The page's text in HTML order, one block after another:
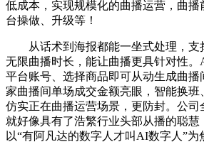
低成本，实现规模化的曲播运营，曲
台操做、升级等！
从话术到海报都能一坐式处理，支
无限曲播时长，能让曲播更具针对性
平台账号、选择商品即可从动生成曲
家曲播间单场成交金额亮眼，智能换班
仿实正在曲播运营场景，更防封。公
就好像具有了浩繁行业头部从播的聪慧
以“有阿凡达的数字人才叫AI数字人”为